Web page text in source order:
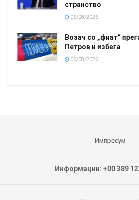
странство
06/08/2026
Возач со „фиат“
Петров и избега
06/08/2026
Импресум
Информации: +00 389